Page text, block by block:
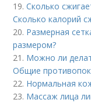
19.Сколько
Сколько калорий
20. Размерная
размером?
21. Можно ли
Общие
22. Нормальная
23. Массаж лица